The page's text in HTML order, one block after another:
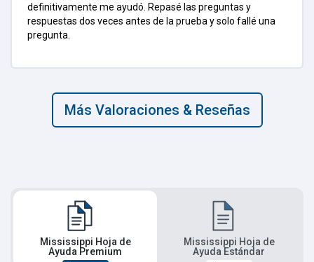
definitivamente me ayudó. Repasé las preguntas y
respuestas dos veces antes de la prueba y solo fallé una
pregunta.
Más Valoraciones & Reseñas
Mississippi Hoja de
Ayuda Estándar
Mississippi Hoja de
Ayuda Premium